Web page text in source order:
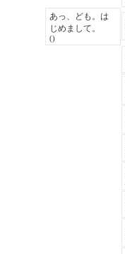
あっ、ども。は
じめまして。
()